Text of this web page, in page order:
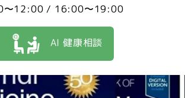
〜12:00 / 16:00〜19:00
AI 健康相談